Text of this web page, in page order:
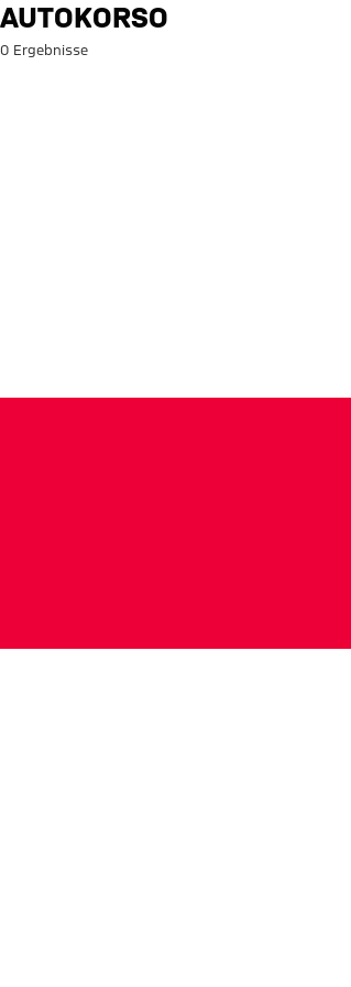
Suche: Autokorso
AUTOKORSO
0 Ergebnisse